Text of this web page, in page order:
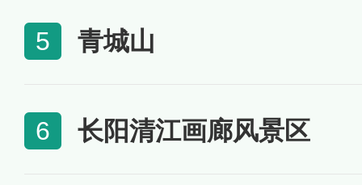
5 青城山
6 长阳清江画廊风景区